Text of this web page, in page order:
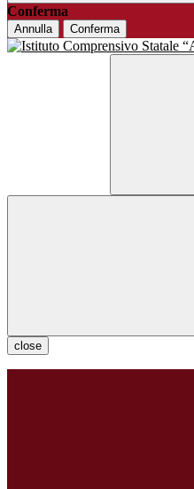
Conferma
Annulla Conferma
close